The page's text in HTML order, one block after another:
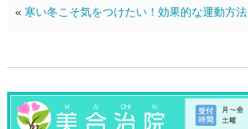
« 寒い冬こそ気をつけたい！効果的な運動方法